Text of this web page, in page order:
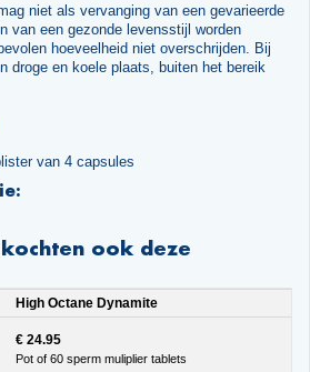
niet als vervanging van een gevarieerde
van een gezonde levensstijl worden
hoeveelheid niet overschrijden. Bij
droge en koele plaats, buiten het bereik
van 4 capsules
ook deze
High Octane Dynamite
€ 24.95
Pot of 60 sperm muliplier tablets